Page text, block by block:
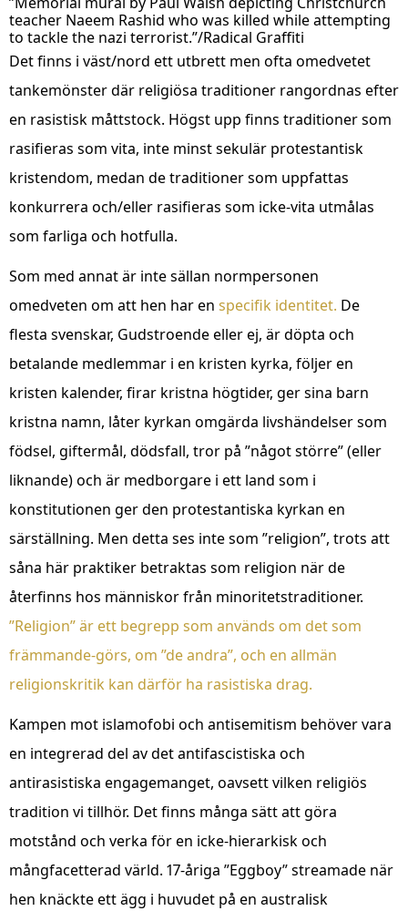
teacher Naeem Rashid who was killed while attempting
to tackle the nazi terrorist.”/Radical Graffiti
Det finns i väst/nord ett utbrett men ofta omedvetet
tankemönster där religiösa traditioner rangordnas efter
en rasistisk måttstock. Högst upp finns traditioner som
rasifieras som vita, inte minst sekulär protestantisk
kristendom, medan de traditioner som uppfattas
konkurrera och/eller rasifieras som icke-vita utmålas
som farliga och hotfulla.
Som med annat är inte sällan normpersonen
omedveten om att hen har en specifik identitet. De
flesta svenskar, Gudstroende eller ej, är döpta och
betalande medlemmar i en kristen kyrka, följer en
kristen kalender, firar kristna högtider, ger sina barn
kristna namn, låter kyrkan omgärda livshändelser som
födsel, giftermål, dödsfall, tror på ”något större” (eller
liknande) och är medborgare i ett land som i
konstitutionen ger den protestantiska kyrkan en
särställning. Men detta ses inte som ”religion”, trots att
såna här praktiker betraktas som religion när de
återfinns hos människor från minoritetstraditioner.
”Religion” är ett begrepp som används om det som
främmande-görs, om ”de andra”, och en allmän
religionskritik kan därför ha rasistiska drag.
Kampen mot islamofobi och antisemitism behöver vara
en integrerad del av det antifascistiska och
antirasistiska engagemanget, oavsett vilken religiös
tradition vi tillhör. Det finns många sätt att göra
motstånd och verka för en icke-hierarkisk och
mångfacetterad värld. 17-åriga ”Eggboy” streamade när
hen knäckte ett ägg i huvudet på en australisk